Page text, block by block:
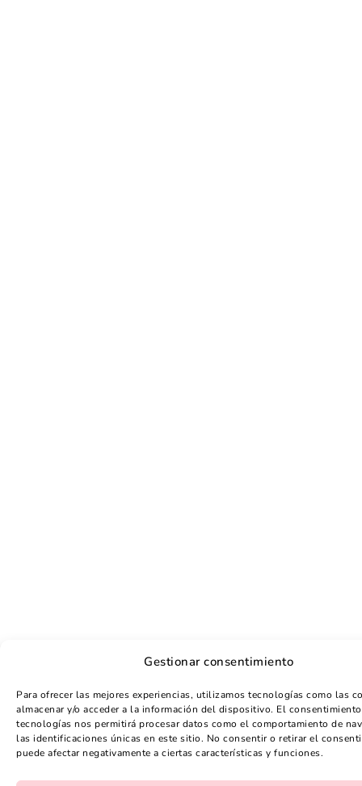
Gestionar consentimiento
Para ofrecer las mejores experiencias, utilizamos tecnologías como las
almacenar y/o acceder a la información del dispositivo. El
tecnologías nos permitirá procesar datos como el comportamiento de
las identificaciones únicas en este sitio. No consentir o retirar el
puede afectar negativamente a ciertas características y funciones.